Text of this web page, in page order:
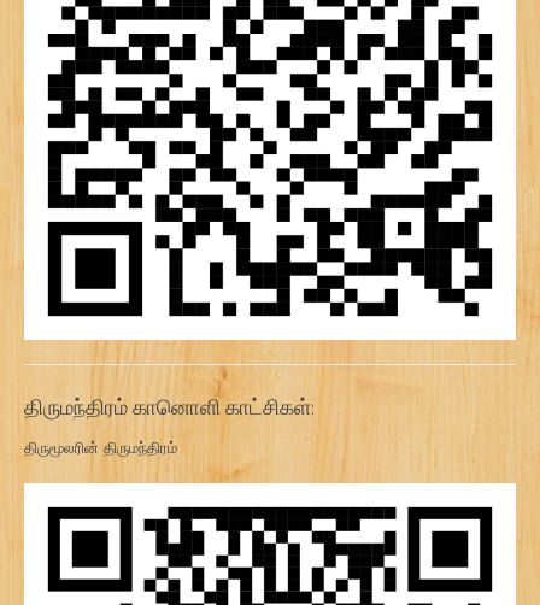
திருமந்திரம் கானொளி காட்சிகள்:
திருமூலரின் திருமந்திரம்